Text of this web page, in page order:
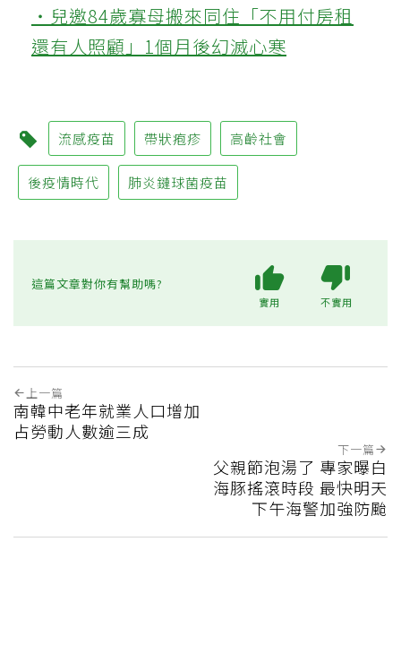
‧兒邀84歲寡母搬來同住「不用付房租
還有人照顧」1個月後幻滅心寒
流感疫苗 帶狀疱疹 高齡社會
後疫情時代 肺炎鏈球菌疫苗
這篇文章對你有幫助嗎?
實用 不實用
上一篇
南韓中老年就業人口增加
占勞動人數逾三成
下一篇
父親節泡湯了 專家曝白
海豚搖滾時段 最快明天
下午海警加強防颱